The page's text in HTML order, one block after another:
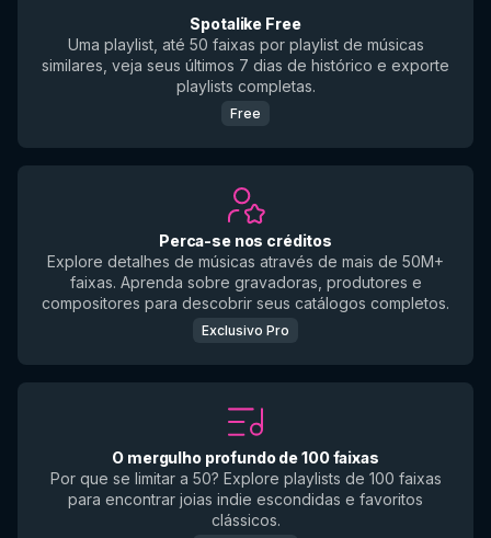
Spotalike Free
Uma playlist, até 50 faixas por playlist de músicas
similares, veja seus últimos 7 dias de histórico e exporte
playlists completas.
Free
Perca-se nos créditos
Explore detalhes de músicas através de mais de 50M+
faixas. Aprenda sobre gravadoras, produtores e
compositores para descobrir seus catálogos completos.
Exclusivo Pro
O mergulho profundo de 100 faixas
Por que se limitar a 50? Explore playlists de 100 faixas
para encontrar joias indie escondidas e favoritos
clássicos.